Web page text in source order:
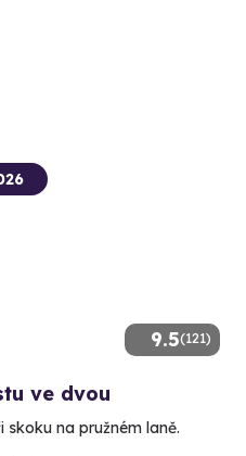
9.5(121)
ve dvou
na pružném laně.